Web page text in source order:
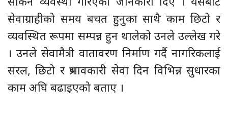
सेवाग्राहीको समय बचत हुनुका साथै काम छिटो र
व्यवस्थित रूपमा सम्पन्न हुन थालेको उनले उल्लेख गरे
। उनले सेवामैत्री वातावरण निर्माण गर्दै नागरिकलाई
सरल, छिटो र प्रभावकारी सेवा दिन विभिन्न सुधारका
काम अघि बढाइएको बताए ।